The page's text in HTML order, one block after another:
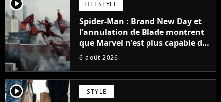
player2 LIFESTYLE
Spider-Man : Brand New Day et
l'annulation de Blade montrent
que Marvel n'est plus capable de
faire quoi que ce soit de simple
6 août 2026
player2 STYLE